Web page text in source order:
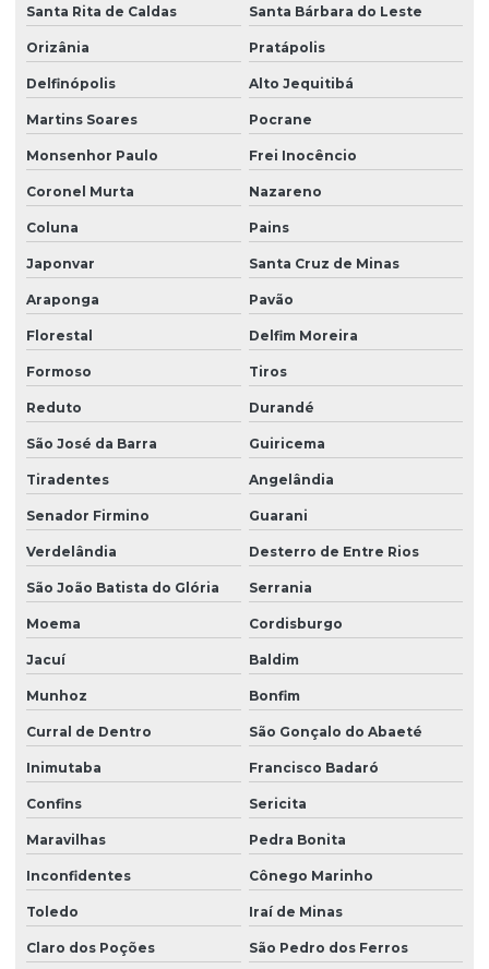
Santa Rita de Caldas Santa Bárbara do Leste
Orizânia Pratápolis
Delfinópolis Alto Jequitibá
Martins Soares Pocrane
Monsenhor Paulo Frei Inocêncio
Coronel Murta Nazareno
Coluna Pains
Japonvar Santa Cruz de Minas
Araponga Pavão
Florestal Delfim Moreira
Formoso Tiros
Reduto Durandé
São José da Barra Guiricema
Tiradentes Angelândia
Senador Firmino Guarani
Verdelândia Desterro de Entre Rios
São João Batista do Glória Serrania
Moema Cordisburgo
Jacuí Baldim
Munhoz Bonfim
Curral de Dentro São Gonçalo do Abaeté
Inimutaba Francisco Badaró
Confins Sericita
Maravilhas Pedra Bonita
Inconfidentes Cônego Marinho
Toledo Iraí de Minas
Claro dos Poções São Pedro dos Ferros